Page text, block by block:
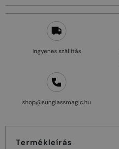
Ingyenes szállítás
shop@sunglassmagic.hu
Termékleírás